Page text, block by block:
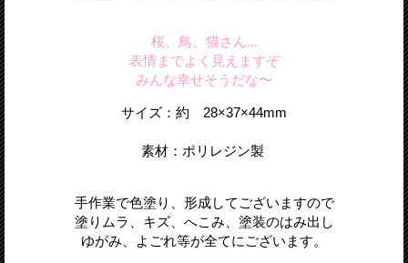
桜、鳥、猫さん...
表情までよく見えますぞ
みんな幸せそうだな〜
サイズ： 約 28×37×44mm
素材：ポリレジン製
手作業で色塗り、形成してございますので
塗りムラ、キズ、へこみ、塗装のはみ出し
ゆがみ、よごれ等が全てにございます。